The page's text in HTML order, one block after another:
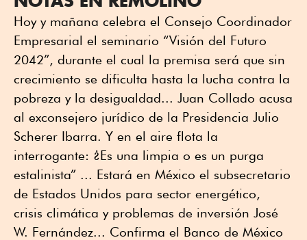
Hoy y mañana celebra el Consejo Coordinador
Empresarial el seminario “Visión del Futuro
2042”, durante el cual la premisa será que sin
crecimiento se dificulta hasta la lucha contra la
pobreza y la desigualdad... Juan Collado acusa
al exconsejero jurídico de la Presidencia Julio
Scherer Ibarra. Y en el aire flota la
interrogante: ¿Es una limpia o es un purga
estalinista” ... Estará en México el subsecretario
de Estados Unidos para sector energético,
crisis climática y problemas de inversión José
W. Fernández... Confirma el Banco de México